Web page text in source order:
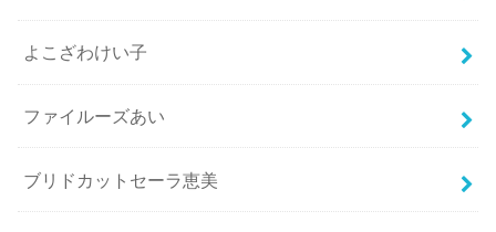
よこざわけい子
ファイルーズあい
ブリドカットセーラ恵美